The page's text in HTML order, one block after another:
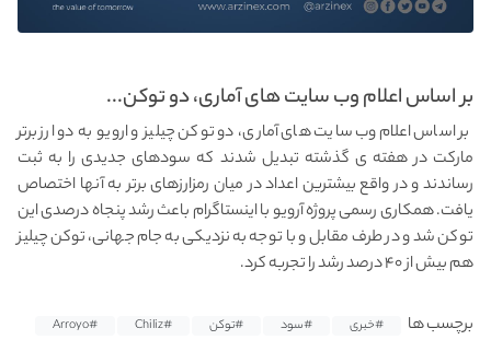
بر اساس اعلام وب سایت های آماری، دو توکن...
بر اساس اعلام وب سایت های آماری، دو توکن چیلیز و ارویو به دو ارز برتر
مارکت در هفته ی گذشته تبدیل شدند که سودهای جدیدی را به ثبت
رساندند و در واقع بیشترین اعداد در میان رمزارزهای برتر به آنها اختصاص
یافت. همکاری رسمی پروژه آرویو با اینستاگرام باعث رشد پنجاه درصدی این
توکن شد و در طرف مقابل و با توجه به نزدیکی به جام جهانی، توکن چیلیز
هم بیش از ۴۰ درصد رشد را تجربه کرد.
برچسب ها #خبری #سود #توکن #Chiliz
#Arroyo